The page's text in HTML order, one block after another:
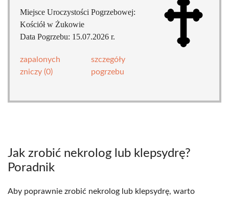
Miejsce Uroczystości Pogrzebowej:
Kościół w Żukowie
Data Pogrzebu: 15.07.2026 r.
zapalonych
zniczy (0)
szczegóły
pogrzebu
Jak zrobić nekrolog lub klepsydrę?
Poradnik
Aby poprawnie zrobić nekrolog lub klepsydrę, warto